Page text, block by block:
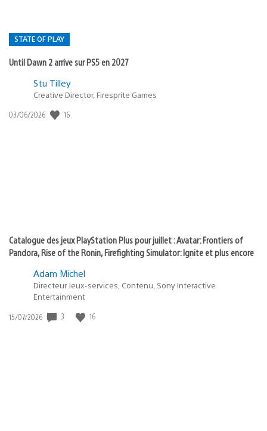
STATE OF PLAY
Until Dawn 2 arrive sur PS5 en 2027
Postée
:
state
Stu Tilley
Creative Director, Firesprite Games
Date
03/06/2026 16
Catalogue des jeux PlayStation Plus pour juillet : Avatar: Frontiers of
Pandora, Rise of the Ronin, Firefighting Simulator: Ignite et plus encore
Adam Michel
Directeur Jeux-services, Contenu, Sony Interactive
Entertainment
Date
15/07/2026 3 16